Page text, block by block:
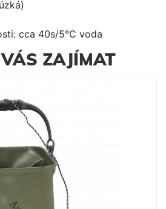
cca 40s/5°C voda
ZAJÍMAT